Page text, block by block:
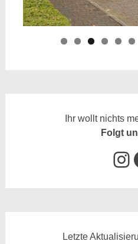
Ihr wollt nichts
Folgt
Letzte